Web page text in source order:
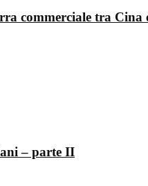
commerciale tra Cina
– parte II